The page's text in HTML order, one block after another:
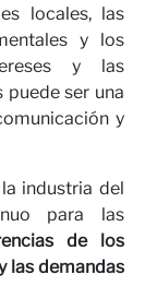
locales, las
y los
y las
ser una
y
industria del
para las
de los
las demandas